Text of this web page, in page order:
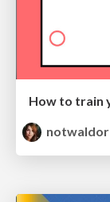
How to train